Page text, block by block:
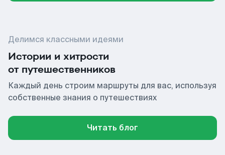
Делимся классными идеями
Истории и хитрости
от путешественников
Каждый день строим маршруты для вас, используя
собственные знания о путешествиях
Читать блог